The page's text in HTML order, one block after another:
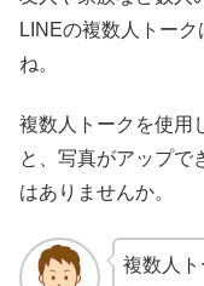
LINEの複数人トー
ね。
複数人トークを使用
と、写真がアップで
はありませんか。
複数人